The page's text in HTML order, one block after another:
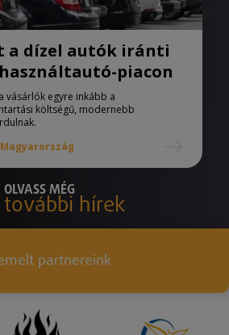
a dízel autók iránti
piacon
vásárlók egyre inkább a
költségű, modernebb
Magyarország
OLVASS MÉG
további hírek
partnereink